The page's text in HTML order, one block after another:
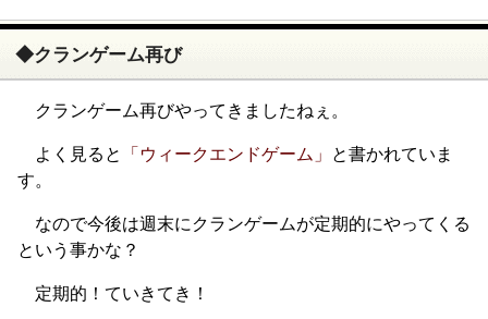
◆クランゲーム再び
クランゲーム再びやってきましたねぇ。
よく見ると 「ウィークエンドゲーム」 と書かれていま
す。
なので今後は週末にクランゲームが定期的にやってくる
という事かな？
定期的！ていきてき！